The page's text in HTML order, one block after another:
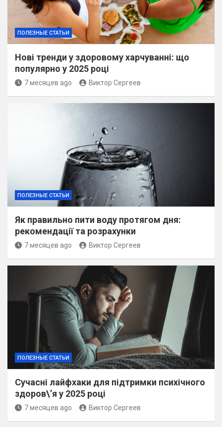
ПОЛЕЗНЫЕ СТАТЬИ
Нові тренди у здоровому харчуванні: що
популярно у 2025 році
7 месяцев ago Виктор Сергеев
ПОЛЕЗНЫЕ СТАТЬИ
Як правильно пити воду протягом дня:
рекомендації та розрахунки
7 месяцев ago Виктор Сергеев
ПОЛЕЗНЫЕ СТАТЬИ
Сучасні лайфхаки для підтримки психічного
здоров\’я у 2025 році
7 месяцев ago Виктор Сергеев